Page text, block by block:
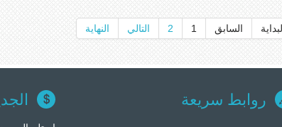
السابق 1
2 التالي النهاية
روابط سريعة